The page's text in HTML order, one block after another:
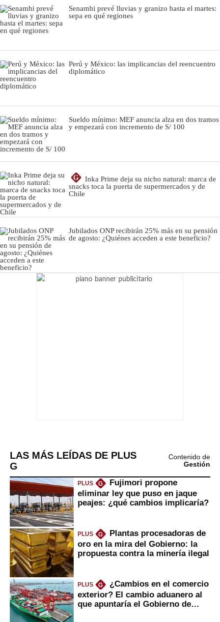
Senamhi prevé lluvias y granizo hasta el martes:
sepa en qué regiones
Perú y México: las implicancias del reencuentro
diplomático
Sueldo mínimo: MEF anuncia alza en dos tramos
y empezará con incremento de S/ 100
G
Inka Prime deja su nicho natural: marca de
snacks toca la puerta de supermercados y de
Chile
Jubilados ONP recibirán 25% más en su pensión
de agosto: ¿Quiénes acceden a este beneficio?
LAS MÁS LEÍDAS DE PLUS
G
Contenido de
Gestión
PLUS G
Fujimori propone
eliminar ley que puso en jaque
peajes: ¿qué cambios implicaría?
PLUS G
Plantas procesadoras de
oro en la mira del Gobierno: la
propuesta contra la minería ilegal
PLUS G
¿Cambios en el comercio
exterior? El cambio aduanero al
que apuntaría el Gobierno de